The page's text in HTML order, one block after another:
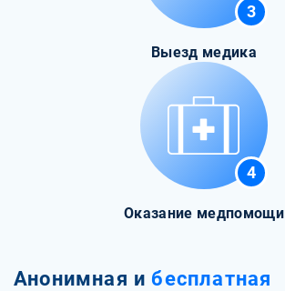
3
Выезд медика
4
Оказание медпомощи
Анонимная и бесплатная